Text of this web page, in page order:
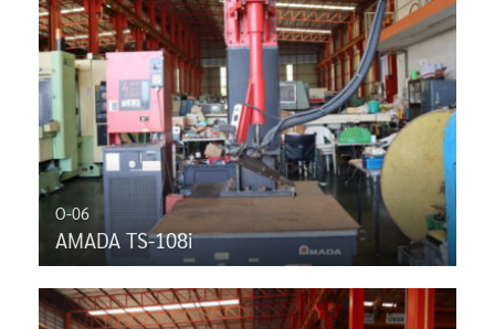
O-06
AMADA TS-108i